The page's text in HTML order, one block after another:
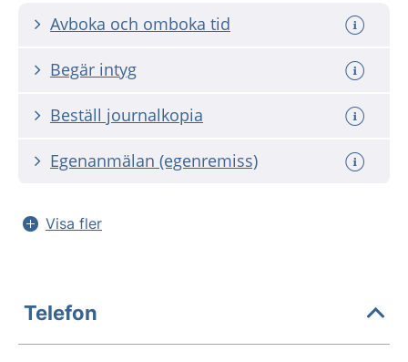
Avboka och omboka tid
Begär intyg
Beställ journalkopia
Egenanmälan (egenremiss)
Visa fler
Telefon